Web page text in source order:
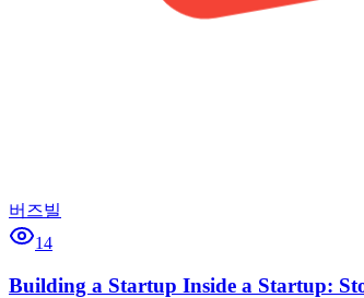
버즈빌
14
Building a Startup Inside a Startup: